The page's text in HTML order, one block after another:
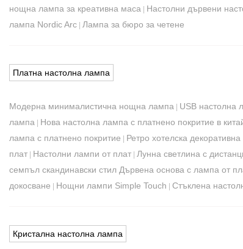
нощна лампа за креативна маса | Настолни дървени
лампа Nordic Arc | Лампа за бюро за четене
Платна настолна лампа
Модерна минималистична нощна лампа | USB настолна
лампа | Нова настолна лампа с платнено покритие в
лампа с платнено покритие | Ретро хотелска
плат | Настолни лампи от плат | Лунна светлина с
семпъл скандинавски стил Дървена основа с лампа от
докосване | Нощни лампи Simple Touch | Стъклена
Кристална настолна лампа